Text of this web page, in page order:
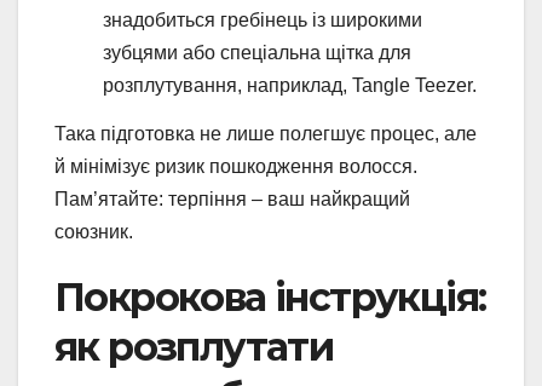
знадобиться гребінець із широкими
зубцями або спеціальна щітка для
розплутування, наприклад, Tangle Teezer.
Така підготовка не лише полегшує процес, але
й мінімізує ризик пошкодження волосся.
Пам’ятайте: терпіння – ваш найкращий
союзник.
Покрокова інструкція:
як розплутати